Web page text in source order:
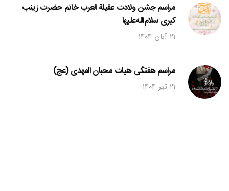
مراسم جشن ولادت عقیلة العرب خانم حضرت زینب
کبری سلام‌الله‌علیها
۲۱ آبان ۱۴۰۴
مراسم هفتگی هیات محبان المهدی (عج)
۲۱ تیر ۱۴۰۴